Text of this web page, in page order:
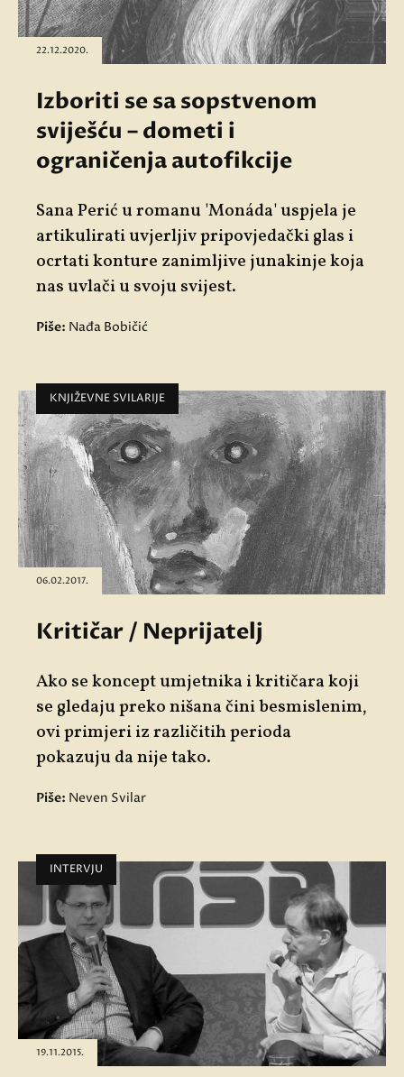
22.12.2020.
Izboriti se sa sopstvenom
sviješću – dometi i
ograničenja autofikcije
Sana Perić u romanu 'Monáda' uspjela je
artikulirati uvjerljiv pripovjedački glas i
ocrtati konture zanimljive junakinje koja
nas uvlači u svoju svijest.
Piše: Nađa Bobičić
KNJIŽEVNE SVILARIJE
06.02.2017.
Kritičar / Neprijatelj
Ako se koncept umjetnika i kritičara koji
se gledaju preko nišana čini besmislenim,
ovi primjeri iz različitih perioda
pokazuju da nije tako.
Piše: Neven Svilar
INTERVJU
19.11.2015.